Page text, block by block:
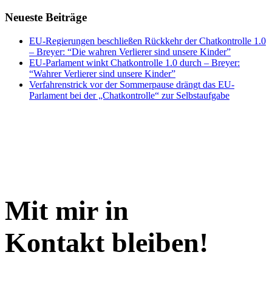
Neueste Beiträge
EU-Regierungen beschließen Rückkehr der Chatkontrolle 1.0
– Breyer: “Die wahren Verlierer sind unsere Kinder”
EU-Parlament winkt Chatkontrolle 1.0 durch – Breyer:
“Wahrer Verlierer sind unsere Kinder”
Verfahrenstrick vor der Sommerpause drängt das EU-
Parlament bei der „Chatkontrolle“ zur Selbstaufgabe
Mit mir in
Kontakt bleiben!